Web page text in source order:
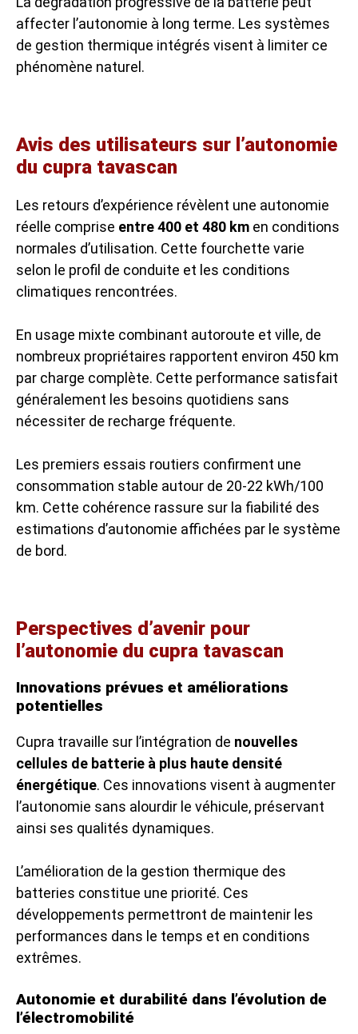
affecter l’autonomie à long terme. Les systèmes
de gestion thermique intégrés visent à limiter ce
phénomène naturel.
Avis des utilisateurs sur l’autonomie
du cupra tavascan
Les retours d’expérience révèlent une autonomie
réelle comprise entre 400 et 480 km en conditions
normales d’utilisation. Cette fourchette varie
selon le profil de conduite et les conditions
climatiques rencontrées.
En usage mixte combinant autoroute et ville, de
nombreux propriétaires rapportent environ 450 km
par charge complète. Cette performance satisfait
généralement les besoins quotidiens sans
nécessiter de recharge fréquente.
Les premiers essais routiers confirment une
consommation stable autour de 20-22 kWh/100
km. Cette cohérence rassure sur la fiabilité des
estimations d’autonomie affichées par le système
de bord.
Perspectives d’avenir pour
l’autonomie du cupra tavascan
Innovations prévues et améliorations
potentielles
Cupra travaille sur l’intégration de nouvelles
cellules de batterie à plus haute densité
énergétique. Ces innovations visent à augmenter
l’autonomie sans alourdir le véhicule, préservant
ainsi ses qualités dynamiques.
L’amélioration de la gestion thermique des
batteries constitue une priorité. Ces
développements permettront de maintenir les
performances dans le temps et en conditions
extrêmes.
Autonomie et durabilité dans l’évolution de
l’électromobilité